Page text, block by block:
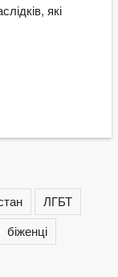
які
ЛГБТ
біженці